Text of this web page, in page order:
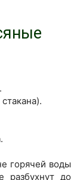
горячей воды
разбухнут до